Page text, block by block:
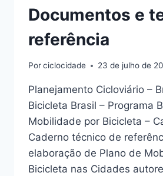
Documentos e
referência
Porciclocidade 23 de julho de
Planejamento Cicloviário –
Bicicleta Brasil – Programa
Mobilidade por Bicicleta –
Caderno técnico de
elaboração de Plano de
Bicicleta nas Cidades